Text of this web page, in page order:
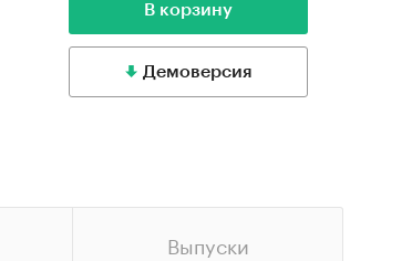
В корзину
Демоверсия
Выпуски